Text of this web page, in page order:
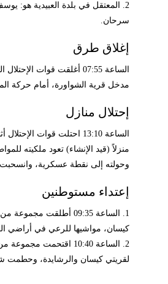
2. المعتقل في بلدة العبيدية هو:
سرحان.
إغلاق طرق
الساعة 07:55 أغلقت قوات
مدخل قرية الشواورة، أمام حركة
إحتلال منازل
الساعة 13:10 احتلت قوات
منزلاً (قيد الإنشاء) تعود ملكيته
وحولته إلى نقطة عسكرية، وانسحبت
إعتداء مستوطنين
1. الساعة 09:35 أطلقت
كيسان، مواشيها للرعي في أراضي
2. الساعة 10:40 اقتحمت
لقريتي كيسان والرشايدة، وحطمت